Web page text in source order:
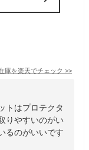
庫を楽天でチェック >>
トはプロテクタ
りやすいのがい
るのがいいです